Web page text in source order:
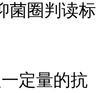
菌圈判读标
定量的抗